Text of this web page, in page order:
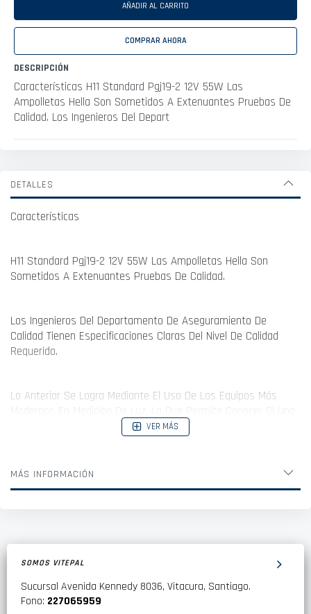
AÑADIR AL CARRITO
COMPRAR AHORA
DESCRIPCIÓN
Características H11 Standard Pgj19-2 12V 55W Las
Ampolletas Hella Son Sometidos A Extenuantes Pruebas De
Calidad. Los Ingenieros Del Depart
DETALLES
Características
H11 Standard Pgj19-2 12V 55W Las Ampolletas Hella Son
Sometidos A Extenuantes Pruebas De Calidad.
Los Ingenieros Del Departamento De Aseguramiento De
Calidad Tienen Especificaciones Claras Del Nivel De Calidad
Requerido.
Lo Anterior Se Logra Mediante El Uso De Los Equipos Más
Ampolleta Cuenta Con Las Propiedades Necesarias.
VER MÁS
MÁS INFORMACIÓN
SOMOS VITEPAL
Sucursal Avenida Kennedy 8036, Vitacura, Santiago.
Fono: 227065959